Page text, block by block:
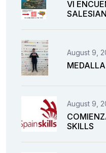
VI
August 9,
August 9,
SKILLS